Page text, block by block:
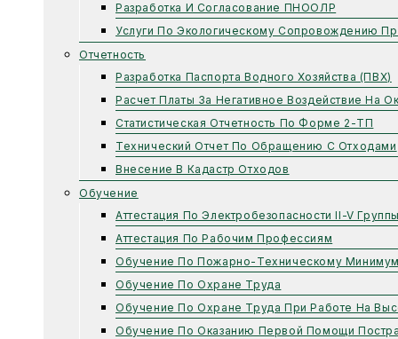
Разработка И Согласование ПНООЛР
Услуги По Экологическому Сопровождению
Отчетность
Разработка Паспорта Водного Хозяйства (ПВХ)
Расчет Платы За Негативное Воздействие
Статистическая Отчетность По Форме 2-ТП
Технический Отчет По Обращению С Отходами
Внесение В Кадастр Отходов
Обучение
Аттестация По Электробезопасности II-V
Аттестация По Рабочим Профессиям
Обучение По Пожарно-Техническому
Обучение По Охране Труда
Обучение По Охране Труда При Работе На
Обучение По Оказанию Первой Помощи